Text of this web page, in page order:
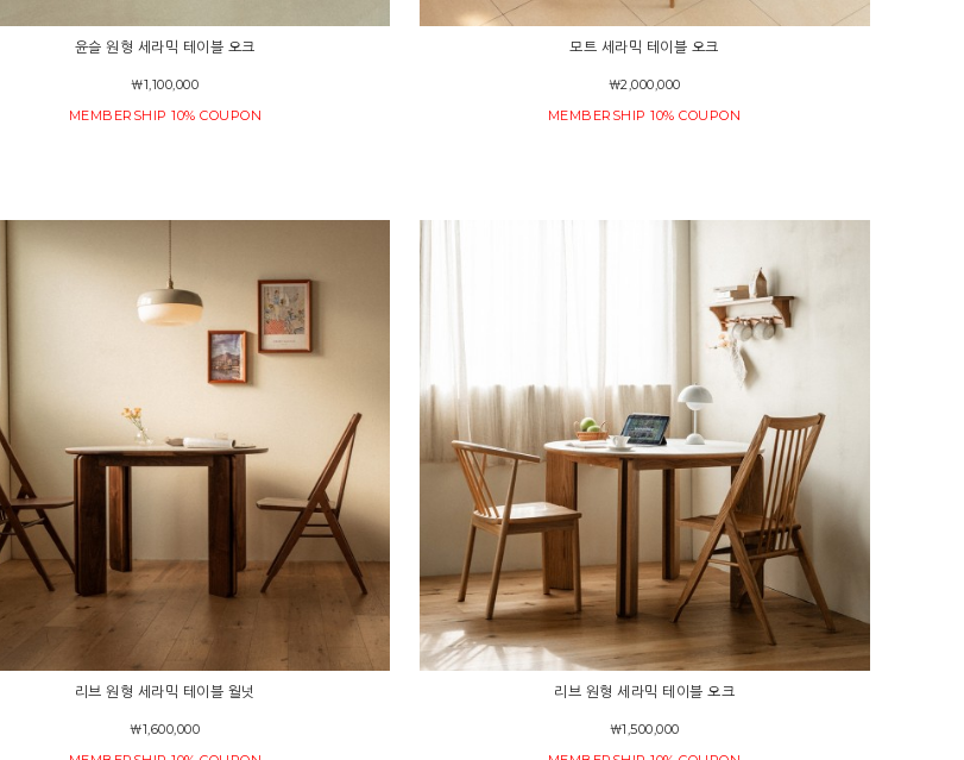
윤슬 원형 세라믹 테이블 오크
￦1,100,000
MEMBERSHIP 10% COUPON
모트 세라믹 테이블 오크
￦2,000,000
MEMBERSHIP 10% COUPON
리브 원형 세라믹 테이블 월넛
￦1,600,000
리브 원형 세라믹 테이블 오크
￦1,500,000